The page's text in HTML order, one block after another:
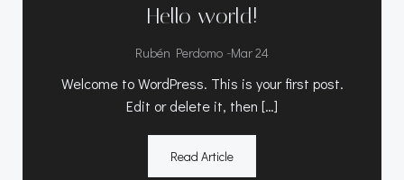
Hello world!
Rubén Perdomo -Mar 24
Welcome to WordPress. This is your first post.
Edit or delete it, then […]
Read Article